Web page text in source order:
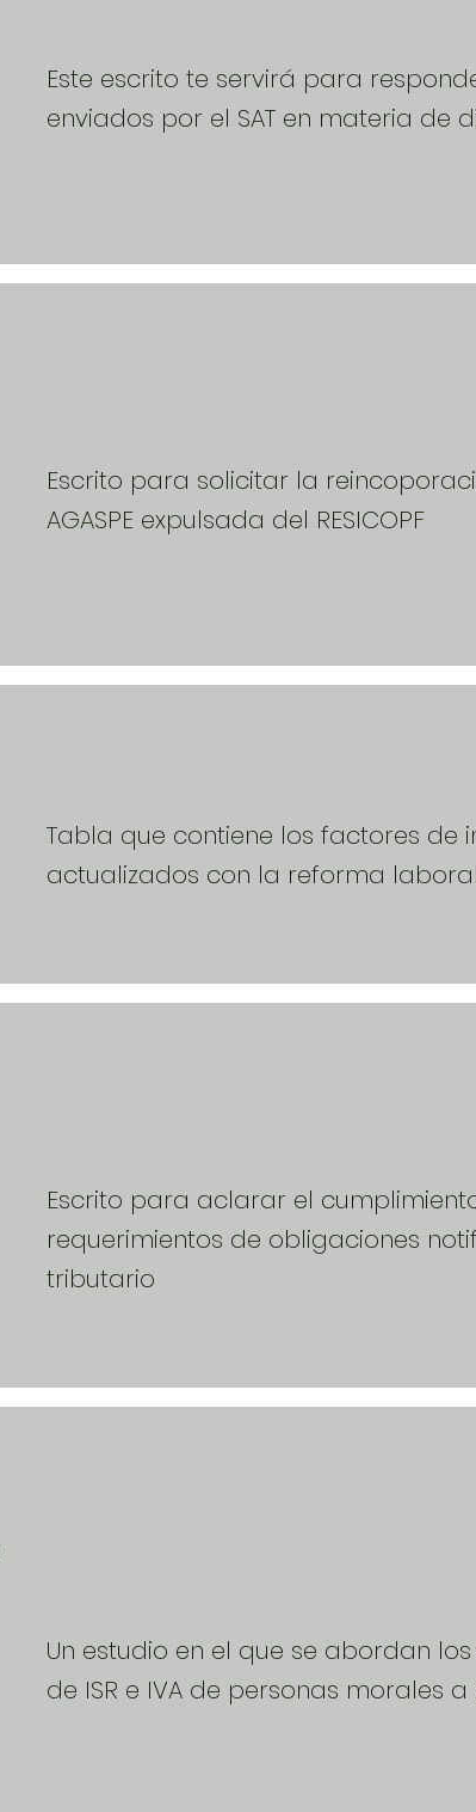
Este escrito te servirá para
enviados por el SAT en materia de
Escrito para solicitar la
AGASPE expulsada del RESICOPF
Tabla que contiene los factores de
actualizados con la reforma laboral
Escrito para aclarar el cumplimiento
requerimientos de obligaciones
tributario
Un estudio en el que se abordan
de ISR e IVA de personas morales